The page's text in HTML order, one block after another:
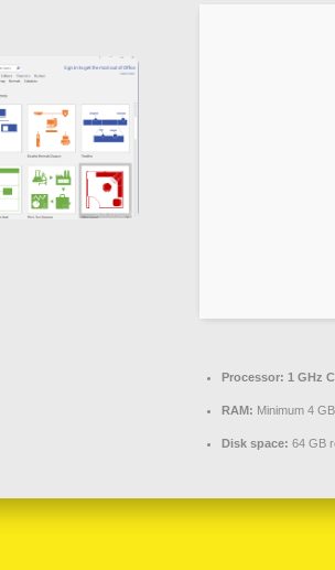
Processor: 1 GHz
RAM: Minimum 4 GB
Disk space: 64 GB